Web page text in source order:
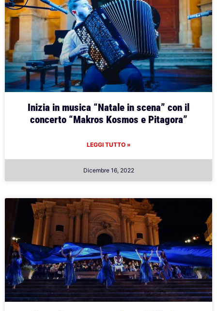
Inizia in musica “Natale in scena” con il
concerto “Makros Kosmos e Pitagora”
LEGGI TUTTO »
Dicembre 16, 2022